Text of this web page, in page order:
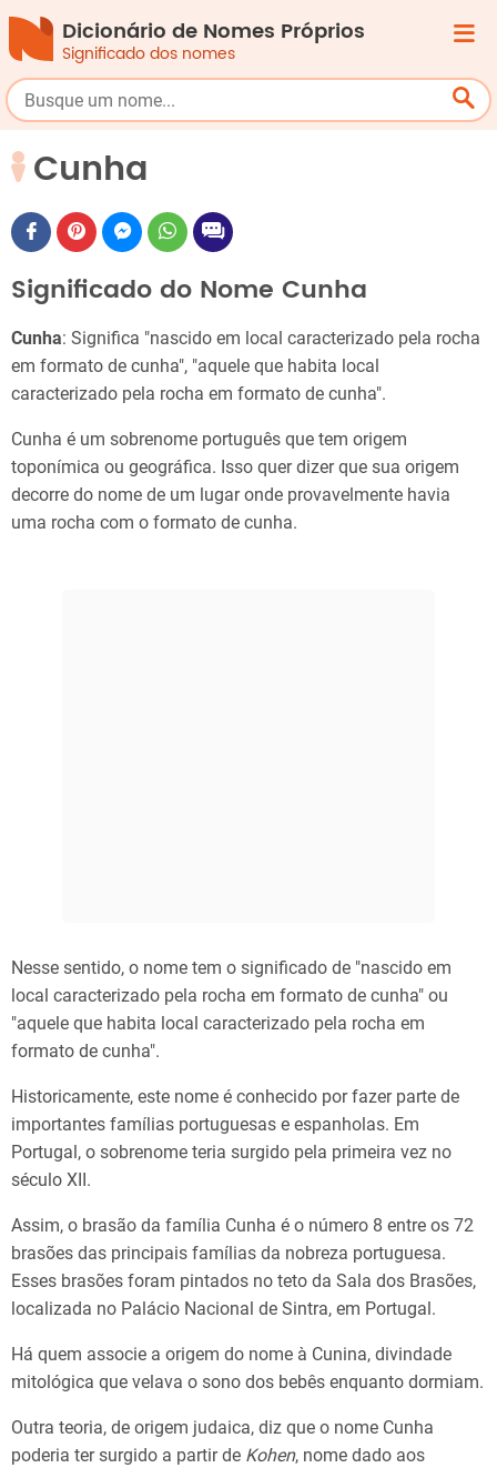
Dicionário de Nomes Próprios
Significado dos nomes
Cunha
Significado do Nome Cunha
Cunha: Significa "nascido em local caracterizado pela rocha
em formato de cunha", "aquele que habita local
caracterizado pela rocha em formato de cunha".
Cunha é um sobrenome português que tem origem
toponímica ou geográfica. Isso quer dizer que sua origem
decorre do nome de um lugar onde provavelmente havia
uma rocha com o formato de cunha.
Nesse sentido, o nome tem o significado de "nascido em
local caracterizado pela rocha em formato de cunha" ou
"aquele que habita local caracterizado pela rocha em
formato de cunha".
Historicamente, este nome é conhecido por fazer parte de
importantes famílias portuguesas e espanholas. Em
Portugal, o sobrenome teria surgido pela primeira vez no
século XII.
Assim, o brasão da família Cunha é o número 8 entre os 72
brasões das principais famílias da nobreza portuguesa.
Esses brasões foram pintados no teto da Sala dos Brasões,
localizada no Palácio Nacional de Sintra, em Portugal.
Há quem associe a origem do nome à Cunina, divindade
mitológica que velava o sono dos bebês enquanto dormiam.
Outra teoria, de origem judaica, diz que o nome Cunha
poderia ter surgido a partir de Kohen, nome dado aos